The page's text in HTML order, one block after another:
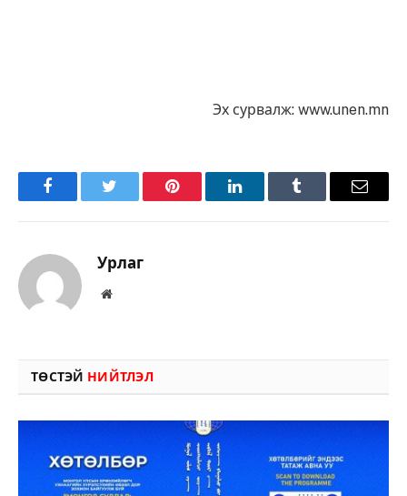
Эх сурвалж: www.unen.mn
FacebookTwitter Pinterest LinkedInTumblr Имэйл
Урлаг
Вэбсайт
ТӨСТЭЙ НИЙТЛЭЛ